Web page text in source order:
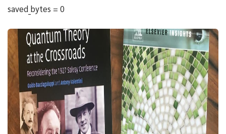
saved_bytes = 0